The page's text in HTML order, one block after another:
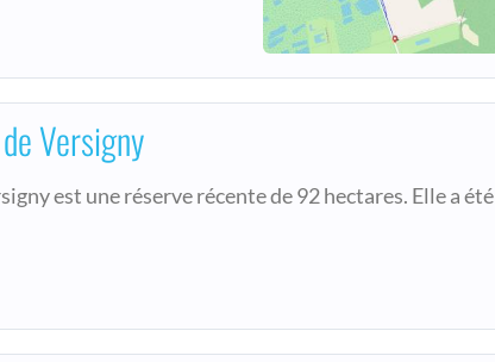
Versigny
est une réserve récente de 92 hectares. Elle a été